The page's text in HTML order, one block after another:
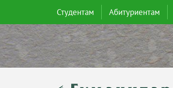
Студентам Абитуриентам